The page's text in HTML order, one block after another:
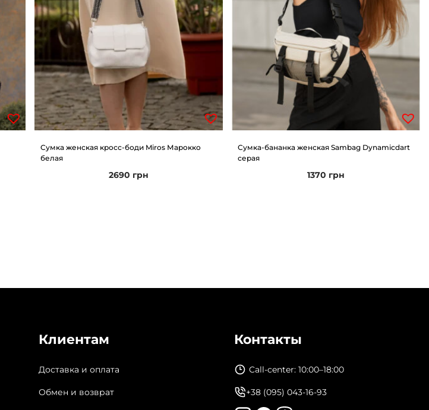
Сумка женская кросс-боди Miros Марокко
белая
2690 грн
Сумка-бананка женская Sambag Dynamicdart
серая
1370 грн
Клиентам
Доставка и оплата
Обмен и возврат
Контакты
Call-center: 10:00–18:00
+38 (095) 043-16-93